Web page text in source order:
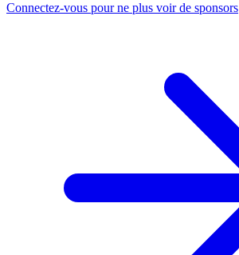
Connectez-vous pour ne plus voir de sponsors